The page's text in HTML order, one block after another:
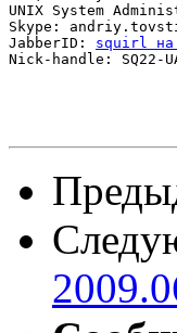
UNIX System
Skype:
JabberID: squirl на
Nick-handle: SQ22-